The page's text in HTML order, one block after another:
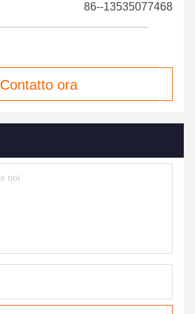
86--13535077468
Contatto ora